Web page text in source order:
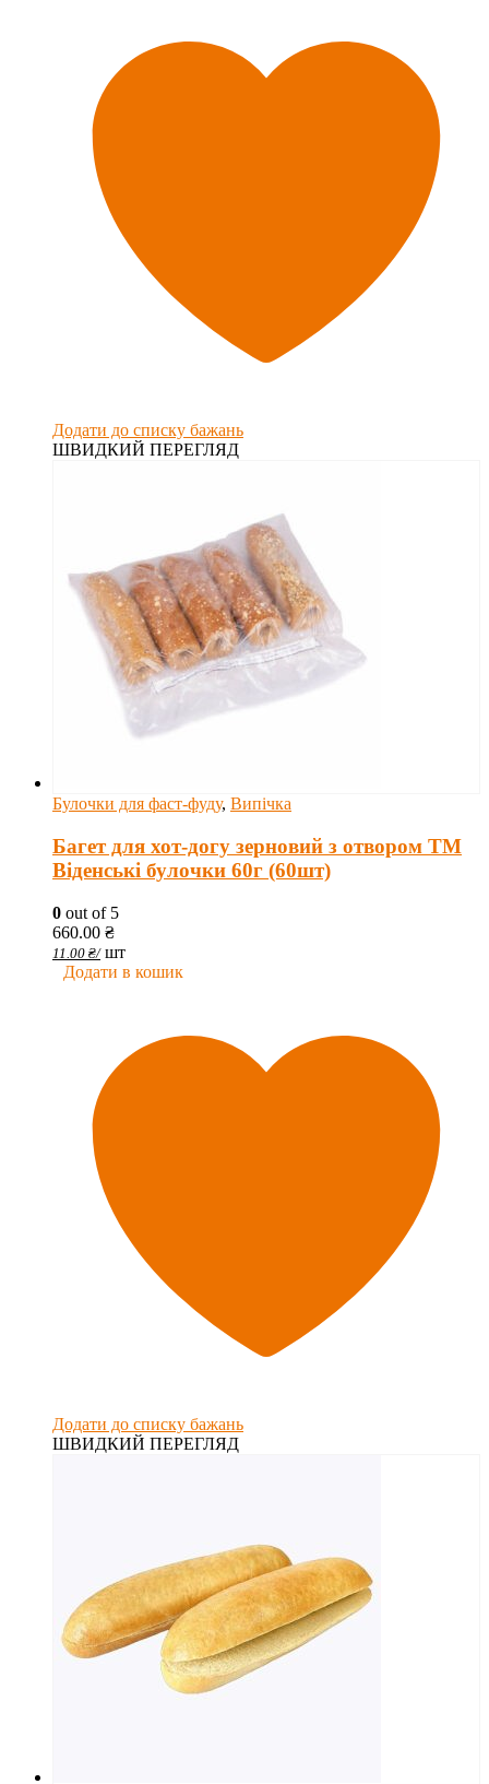
Додати до списку бажань
ШВИДКИЙ ПЕРЕГЛЯД
Булочки для фаст-фуду, Випічка
Багет для хот-догу зерновий з отвором ТМ
Віденські булочки 60г (60шт)
0 out of 5
660.00 ₴
11.00 ₴/ шт
Додати в кошик
Додати до списку бажань
ШВИДКИЙ ПЕРЕГЛЯД